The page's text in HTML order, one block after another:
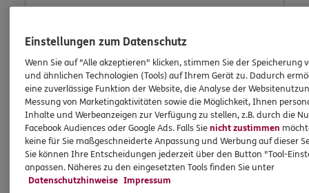
Facebook Conversion Tracking
Facebook Custom Audience
Einstellungen zum Datenschutz
Wenn Sie auf "Alle akzeptieren" klicken, stimmen Sie der Speicherung
und ähnlichen Technologien (Tools) auf Ihrem Gerät zu. Dadurch
eine zuverlässige Funktion der Website, die Analyse der
Messung von Marketingaktivitäten sowie die Möglichkeit, Ihnen
Inhalte und Werbeanzeigen zur Verfügung zu stellen, z.B. durch die
Facebook Audiences oder Google Ads. Falls Sienicht zustimmen
keine für Sie maßgeschneiderte Anpassung und Werbung auf dieser
Sie können Ihre Entscheidungen jederzeit über den Button "Tool-
anpassen. Näheres zu den eingesetzten Tools finden Sie unter
Datenschutzhinweise Impressum